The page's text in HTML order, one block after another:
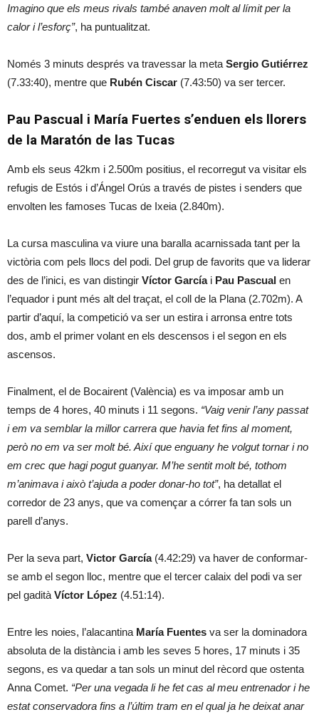
Imagino que els meus rivals també anaven molt al límit per la
calor i l’esforç”, ha puntualitzat.
Només 3 minuts després va travessar la meta Sergio Gutiérrez
(7.33:40), mentre que Rubén Ciscar (7.43:50) va ser tercer.
Pau Pascual i María Fuertes s’enduen els llorers
de la Maratón de las Tucas
Amb els seus 42km i 2.500m positius, el recorregut va visitar els
refugis de Estós i d’Ángel Orús a través de pistes i senders que
envolten les famoses Tucas de Ixeia (2.840m).
La cursa masculina va viure una baralla acarnissada tant per la
victòria com pels llocs del podi. Del grup de favorits que va liderar
des de l’inici, es van distingir Víctor Garcíai Pau Pascual en
l’equador i punt més alt del traçat, el coll de la Plana (2.702m). A
partir d’aquí, la competició va ser un estira i arronsa entre tots
dos, amb el primer volant en els descensos i el segon en els
ascensos.
Finalment, el de Bocairent (València) es va imposar amb un
temps de 4 hores, 40 minuts i 11 segons. “Vaig venir l’any passat
i em va semblar la millor carrera que havia fet fins al moment,
però no em va ser molt bé. Així que enguany he volgut tornar i no
em crec que hagi pogut guanyar. M’he sentit molt bé, tothom
m’animava i això t’ajuda a poder donar-ho tot”, ha detallat el
corredor de 23 anys, que va començar a córrer fa tan sols un
parell d’anys.
Per la seva part, Victor García(4.42:29) va haver de conformar-
se amb el segon lloc, mentre que el tercer calaix del podi va ser
pel gadità Víctor López (4.51:14).
Entre les noies, l’alacantina María Fuentes va ser la dominadora
absoluta de la distància i amb les seves 5 hores, 17 minuts i 35
segons, es va quedar a tan sols un minut del rècord que ostenta
Anna Comet. “Per una vegada li he fet cas al meu entrenador i he
estat conservadora fins a l’últim tram en el qual ja he deixat anar